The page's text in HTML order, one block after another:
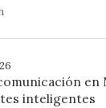
en
inteligentes